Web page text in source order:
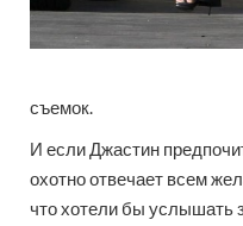
съемок.
И если Джастин
охотно отвечает всем
что хотели бы услышать